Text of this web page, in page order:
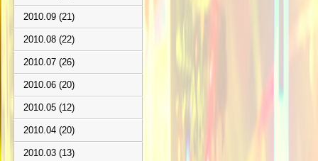
2010.09 (21)
2010.08 (22)
2010.07 (26)
2010.06 (20)
2010.05 (12)
2010.04 (20)
2010.03 (13)